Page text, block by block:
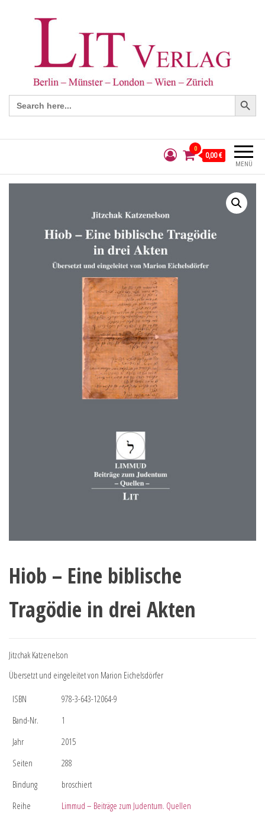
Search
for:
Search Button
MENÜ
0
0,00 €
Hiob – Eine biblische
Tragödie in drei Akten
Jitzchak Katzenelson
Übersetzt und eingeleitet von Marion Eichelsdörfer
ISBN
978-3-643-12064-9
Band-Nr.
1
Jahr
2015
Seiten
288
Bindung
broschiert
Reihe
Limmud – Beiträge zum Judentum. Quellen